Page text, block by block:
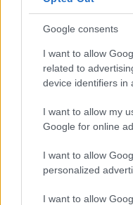
Google consents
I want to allow
related to
device identifiers in
I want to allow my
Google for online
I want to allow
personalized
I want to allow
szerzőtársával,
változatot
meséjéből.
többi között
Első, saját
szakmai siker
szerepelt a
további hat
is, a többi között
mint a Szép
Transamerica,